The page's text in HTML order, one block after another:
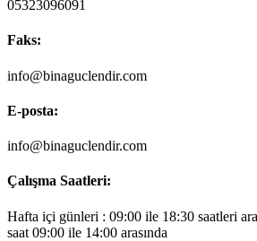
05323096091
Faks:
info@binaguclendir.com
E-posta:
info@binaguclendir.com
Çalışma Saatleri:
Hafta içi günleri : 09:00 ile 18:30 saatleri
saat 09:00 ile 14:00 arasında